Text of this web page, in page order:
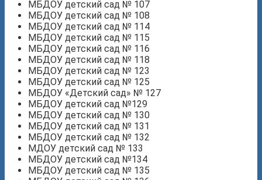
МБДОУ детский сад № 107
МБДОУ детский сад № 108
МБДОУ детский сад № 114
МБДОУ детский сад № 115
МБДОУ детский сад № 116
МБДОУ детский сад № 118
МБДОУ детский сад № 123
МБДОУ детский сад № 125
МБДОУ «Детский сад» № 127
МБДОУ детский сад №129
МБДОУ детский сад № 130
МБДОУ детский сад № 131
МБДОУ детский сад № 132
МДОУ детский сад № 133
МБДОУ детский сад №134
МБДОУ детский сад № 135